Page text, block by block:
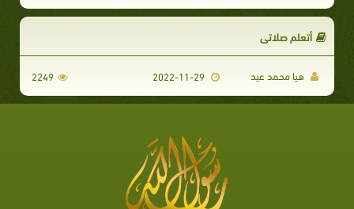
أتعلم صلاتي
هيا محمد عيد 2249